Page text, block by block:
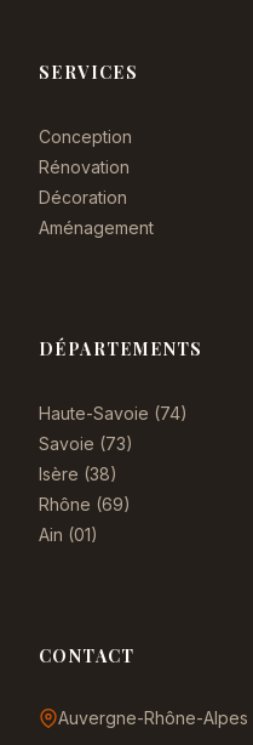
SERVICES
Conception
Rénovation
Décoration
Aménagement
DÉPARTEMENTS
Haute-Savoie (74)
Savoie (73)
Isère (38)
Rhône (69)
Ain (01)
CONTACT
Auvergne-Rhône-Alpes